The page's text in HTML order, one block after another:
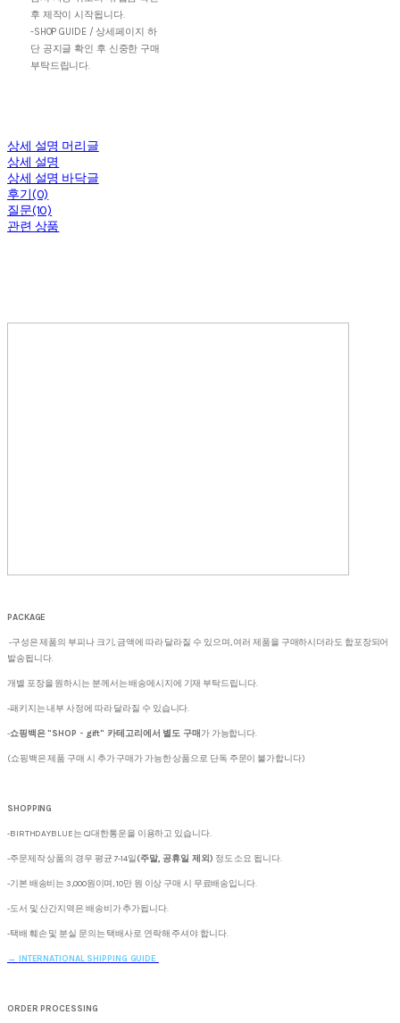
후 제작이 시작됩니다.
-SHOP GUIDE / 상세페이지 하
단 공지글 확인 후 신중한 구매
부탁드립니다.
상세 설명 머리글
상세 설명
상세 설명 바닥글
후기(0)
질문(10)
관련 상품
PACKAGE
-구성은 제품의 부피나 크기, 금액에 따라 달라질 수 있으며, 여러 제품을 구매하시더라도 합포장되어
발송됩니다.
개별 포장을 원하시는 분께서는 배송메시지에 기재 부탁드립니다.
-패키지는 내부 사정에 따라 달라질 수 있습니다.
-쇼핑백은 "SHOP - gift" 카테고리에서 별도 구매 가 가능합니다.
(쇼핑백은 제품 구매 시 추가 구매가 가능한 상품으로 단독 주문이 불가합니다)
SHOPPING
-BIRTHDAYBLUE는 CJ대한통운을 이용하고 있습니다.
-주문제작 상품의 경우 평균 7-14일(주말, 공휴일 제외) 정도 소요 됩니다.
-기본 배송비는 3,000원이며, 10만 원 이상 구매 시 무료배송입니다.
-도서 및 산간지역은 배송비가 추가됩니다.
-택배 훼손 및 분실 문의는 택배사로 연락해 주셔야 합니다.
→ INTERNATIONAL SHIPPING GUIDE
ORDER PROCESSING